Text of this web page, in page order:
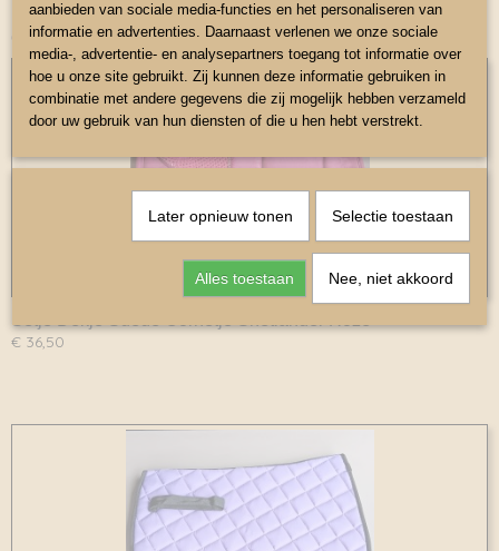
Ook interessant
€ 36,50
aanbieden van sociale media-functies en het personaliseren van
informatie en advertenties. Daarnaast verlenen we onze sociale
media-, advertentie- en analysepartners toegang tot informatie over
hoe u onze site gebruikt. Zij kunnen deze informatie gebruiken in
combinatie met andere gegevens die zij mogelijk hebben verzameld
door uw gebruik van hun diensten of die u hen hebt verstrekt.
Later opnieuw tonen Selectie toestaan
Alles toestaan Nee, niet akkoord